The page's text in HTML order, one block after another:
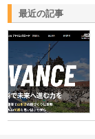
最近の記事